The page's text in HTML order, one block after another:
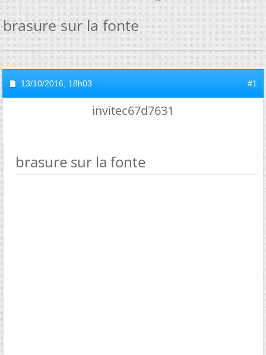
brasure sur la fonte
13/10/2016, 18h03 #1
invitec67d7631
brasure sur la fonte